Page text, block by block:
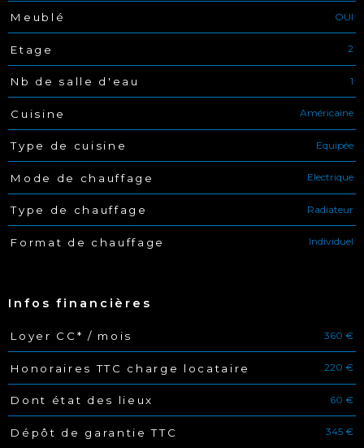
Meublé OUI
Etage 2
Nb de salle d'eau 1
Cuisine Américaine
Type de cuisine Equipée
Mode de chauffage Electrique
Type de chauffage Radiateur
Format de chauffage Individuel
Infos financières
Caractéristiques Valeurs
Loyer CC* / mois 360 €
Honoraires TTC charge locataire 220 €
Dont état des lieux 60 €
Dépôt de garantie TTC 345 €